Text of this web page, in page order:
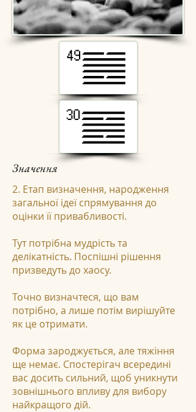
Значення
2. Етап визначення, народження
загальної ідеї спрямування до
оцінки її привабливості.
Тут потрібна мудрість та
делікатність. Поспішні рішення
призведуть до хаосу.
Точно визначтеся, що вам
потрібно, а лише потім вирішуйте
як це отримати.
Форма зароджується, але тяжіння
ще немає. Спостерігач всередині
вас досить сильний, щоб уникнути
зовнішнього впливу для вибору
найкращого дій.